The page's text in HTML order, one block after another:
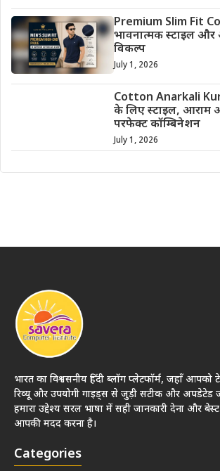
Premium Slim Fit
भावनात्मक स्टाइल और
विकल्प
July 1, 2026
Cotton Anarkali
के लिए स्टाइल, आराम
परफेक्ट कॉम्बिनेशन
July 1, 2026
भारत का विश्वसनीय हिंदी ब्लॉग प्लेटफॉर्म, जहाँ आपको
रिव्यू और उपयोगी गाइड्स से जुड़ी सटीक और अपडेटेड
हमारा उद्देश्य सरल भाषा में सही जानकारी देना और
आपकी मदद करना है।
Categories